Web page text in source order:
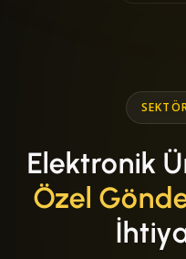
Elektronik
Özel